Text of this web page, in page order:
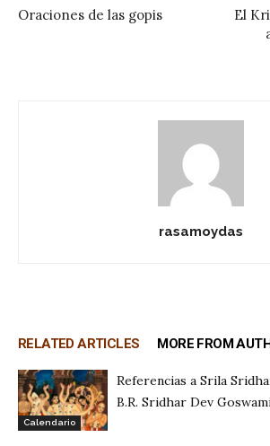
Oraciones de las gopis
El
rasamoydas
RELATED ARTICLES MORE FROM
Calendario
Referencias a Srila
B.R. Sridhar Dev